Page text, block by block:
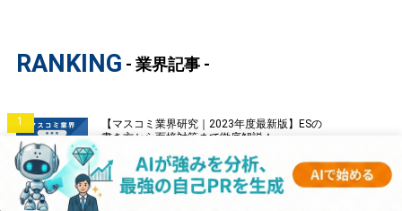
RANKING - 業界記事 -
1
【マスコミ業界研究｜2023年度最新版】ESの
書き方から面接対策まで徹底解説！